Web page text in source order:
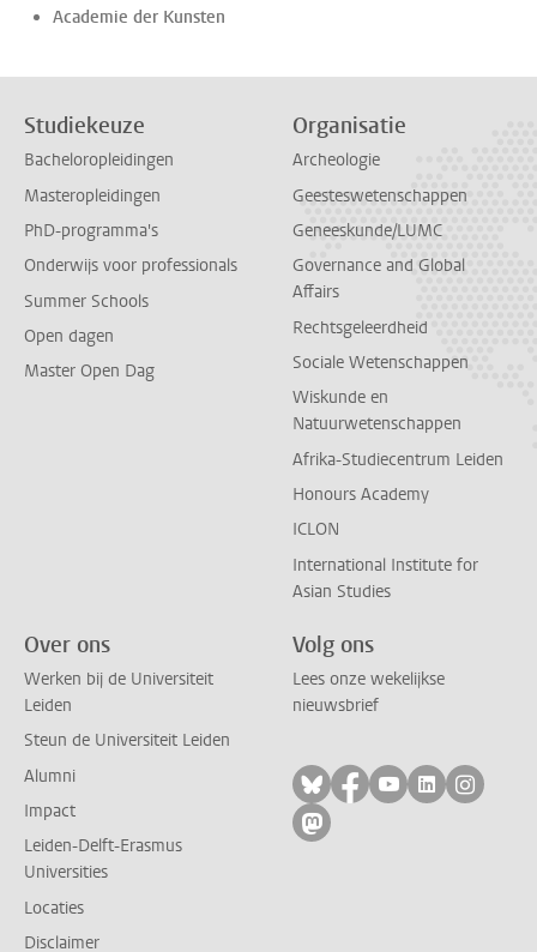
Academie der Kunsten
Studiekeuze
Bacheloropleidingen
Masteropleidingen
PhD-programma's
Onderwijs voor professionals
Summer Schools
Open dagen
Master Open Dag
Organisatie
Archeologie
Geesteswetenschappen
Geneeskunde/LUMC
Governance and Global
Affairs
Rechtsgeleerdheid
Sociale Wetenschappen
Wiskunde en
Natuurwetenschappen
Afrika-Studiecentrum Leiden
Honours Academy
ICLON
International Institute for
Asian Studies
Over ons
Werken bij de Universiteit
Leiden
Steun de Universiteit Leiden
Alumni
Impact
Leiden-Delft-Erasmus
Universities
Locaties
Disclaimer
Volg ons
Lees onze wekelijkse
nieuwsbrief
Volg ons op bluesky
Volg ons op
Volg ons op
Volg ons
Volg
Volg ons op mastodon